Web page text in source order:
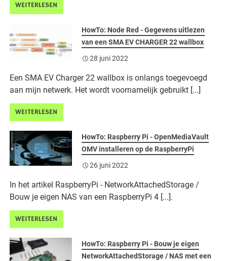
WEITERLESEN
HowTo: Node Red - Gegevens uitlezen
van een SMA EV CHARGER 22 wallbox
28 juni 2022
Een SMA EV Charger 22 wallbox is onlangs toegevoegd
aan mijn netwerk. Het wordt voornamelijk gebruikt [...]
WEITERLESEN
HowTo: Raspberry Pi - OpenMediaVault
OMV installeren op de RaspberryPi
26 juni 2022
In het artikel RaspberryPi - NetworkAttachedStorage /
Bouw je eigen NAS van een RaspberryPi 4 [...].
WEITERLESEN
HowTo: Raspberry Pi - Bouw je eigen
NetworkAttachedStorage / NAS met een